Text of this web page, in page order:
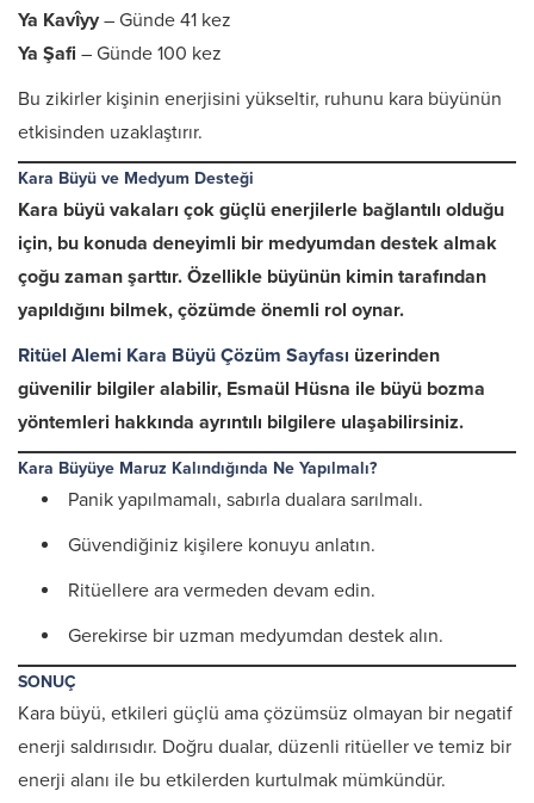
Ya Kavîyy – Günde 41 kez
Ya Şafi – Günde 100 kez
Bu zikirler kişinin enerjisini yükseltir, ruhunu kara büyünün
etkisinden uzaklaştırır.
Kara Büyü ve Medyum Desteği
Kara büyü vakaları çok güçlü enerjilerle bağlantılı olduğu
için, bu konuda deneyimli bir medyumdan destek almak
çoğu zaman şarttır. Özellikle büyünün kimin tarafından
yapıldığını bilmek, çözümde önemli rol oynar.
Ritüel Alemi Kara Büyü Çözüm Sayfası üzerinden
güvenilir bilgiler alabilir, Esmaül Hüsna ile büyü bozma
yöntemleri hakkında ayrıntılı bilgilere ulaşabilirsiniz.
Kara Büyüye Maruz Kalındığında Ne Yapılmalı?
Panik yapılmamalı, sabırla dualara sarılmalı.
Güvendiğiniz kişilere konuyu anlatın.
Ritüellere ara vermeden devam edin.
Gerekirse bir uzman medyumdan destek alın.
SONUÇ
Kara büyü, etkileri güçlü ama çözümsüz olmayan bir negatif
enerji saldırısıdır. Doğru dualar, düzenli ritüeller ve temiz bir
enerji alanı ile bu etkilerden kurtulmak mümkündür.